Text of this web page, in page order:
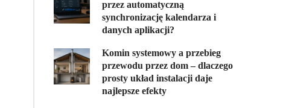
przez automatyczną
synchronizację kalendarza i
danych aplikacji?
Komin systemowy a przebieg
przewodu przez dom – dlaczego
prosty układ instalacji daje
najlepsze efekty